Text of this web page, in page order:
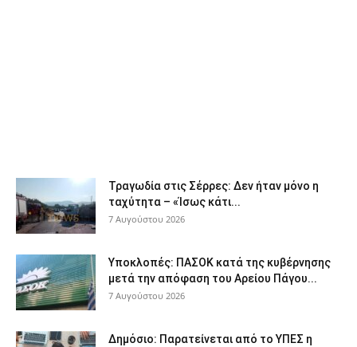
Τραγωδία στις Σέρρες: Δεν ήταν μόνο η
ταχύτητα – «Ίσως κάτι...
7 Αυγούστου 2026
Υποκλοπές: ΠΑΣΟΚ κατά της κυβέρνησης
μετά την απόφαση του Αρείου Πάγου...
7 Αυγούστου 2026
Δημόσιο: Παρατείνεται από το ΥΠΕΣ η